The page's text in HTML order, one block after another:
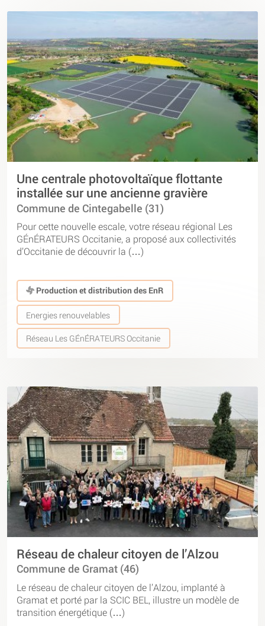
Une centrale photovoltaïque flottante
installée sur une ancienne gravière
Commune de Cintegabelle (31)
Pour cette nouvelle escale, votre réseau régional Les
GÉnÉRATEURS Occitanie, a proposé aux collectivités
d’Occitanie de découvrir la (…)
Production et distribution des EnR
Energies renouvelables
Réseau Les GÉnÉRATEURS Occitanie
Réseau de chaleur citoyen de l’Alzou
Commune de Gramat (46)
Le réseau de chaleur citoyen de l’Alzou, implanté à
Gramat et porté par la SCIC BEL, illustre un modèle de
transition énergétique (…)